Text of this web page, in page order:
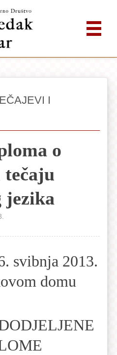
I
o
tečaju
jezika
svibnja 2013.
domu